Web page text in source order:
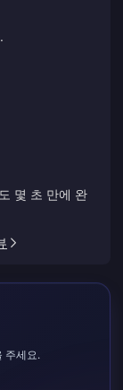
몇 초 만에 완
주세요.